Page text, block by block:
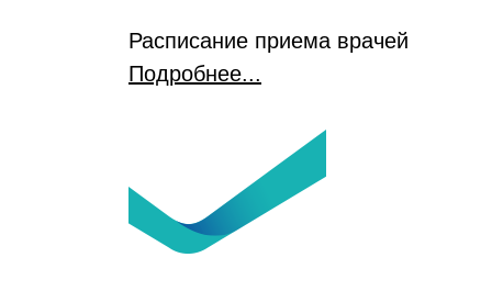
Расписание приема врачей
Подробнее...